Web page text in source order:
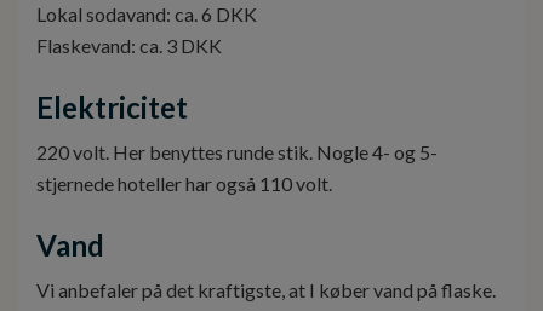
Lokal sodavand: ca. 6 DKK
Flaskevand: ca. 3 DKK
Elektricitet
220 volt. Her benyttes runde stik. Nogle 4- og 5-
stjernede hoteller har også 110 volt.
Vand
Vi anbefaler på det kraftigste, at I køber vand på flaske.